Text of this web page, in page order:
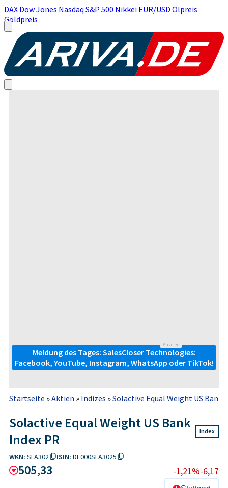
DAX Dow Jones Nasdaq S&P 500 Nikkei EUR/USD Ölpreis
Goldpreis
Anzeige
Meldung des Tages: SalesCloser Technologies:
Facebook, YouTube, Instagram, WhatsApp oder TikTok!
Startseite »Aktien » Indizes »Solactive Equal Weight US Bank
Solactive Equal Weight US Bank
Index PR
Index
WKN: SLA302 ISIN: DE000SLA3025
505,33 -1,21%-6,17